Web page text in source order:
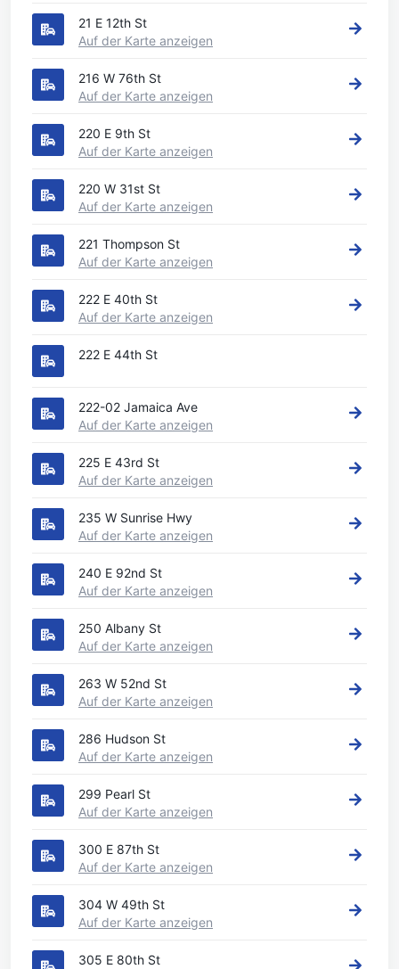
21 E 12th St
Auf der Karte anzeigen
216 W 76th St
Auf der Karte anzeigen
220 E 9th St
Auf der Karte anzeigen
220 W 31st St
Auf der Karte anzeigen
221 Thompson St
Auf der Karte anzeigen
222 E 40th St
Auf der Karte anzeigen
222 E 44th St
222-02 Jamaica Ave
Auf der Karte anzeigen
225 E 43rd St
Auf der Karte anzeigen
235 W Sunrise Hwy
Auf der Karte anzeigen
240 E 92nd St
Auf der Karte anzeigen
250 Albany St
Auf der Karte anzeigen
263 W 52nd St
Auf der Karte anzeigen
286 Hudson St
Auf der Karte anzeigen
299 Pearl St
Auf der Karte anzeigen
300 E 87th St
Auf der Karte anzeigen
304 W 49th St
Auf der Karte anzeigen
305 E 80th St